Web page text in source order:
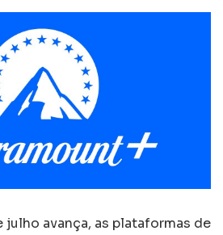
avança, as plataformas de